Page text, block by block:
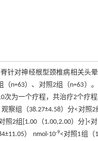
针对神经根型颈椎病相关头
（n=63）、对照2组（n=63
次为一个疗程，共治疗2个疗
观察组（38.27±4.58）分<对
照2组[1.00（1.00,2.00）分]<
） nmol·10-9<对照1组（